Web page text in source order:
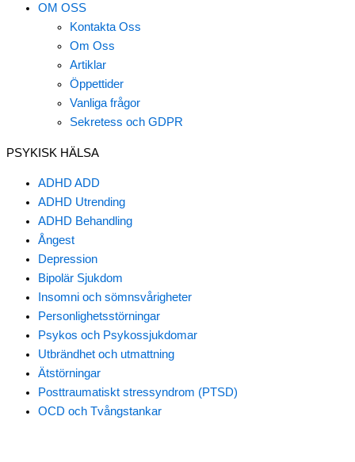
OM OSS
Kontakta Oss
Om Oss
Artiklar
Öppettider
Vanliga frågor
Sekretess och GDPR
PSYKISK HÄLSA
ADHD ADD
ADHD Utrending
ADHD Behandling
Ångest
Depression
Bipolär Sjukdom
Insomni och sömnsvårigheter
Personlighetsstörningar
Psykos och Psykossjukdomar
Utbrändhet och utmattning
Ätstörningar
Posttraumatiskt stressyndrom (PTSD)
OCD och Tvångstankar